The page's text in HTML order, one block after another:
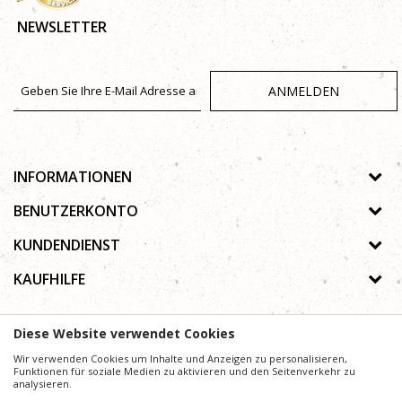
NEWSLETTER
ANMELDEN
INFORMATIONEN
Über uns
Geschäfte
Zusammenarbeit
BENUTZERKONTO
Registrierungsanweisungen
Passwort vergessen
KUNDENDIENST
Datenschutz-Bestimmungen
Nutzungsbedingungen
KAUFHILFE
Häufig gestellte Fragen
Wir geben unsMühe,die Beschreibung von Produkten, Anzeige von Bildern und
Preise präzise und Profesionell wie möglich zu gestalten. Wir können jedoch nicht
garantieren, dass alle Informationen vollständig und fehlerfrei sind.
Diese Website verwendet Cookies
Wir verwenden Cookies um Inhalte und Anzeigen zu personalisieren,
Funktionen für soziale Medien zu aktivieren und den Seitenverkehr zu
analysieren.